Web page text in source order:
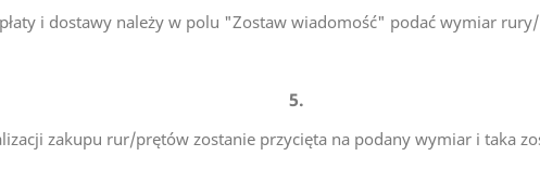
i dostawy należy w polu "Zostaw wiadomość" podać wymiar
5.
zakupu rur/prętów zostanie przycięta na podany wymiar i taka